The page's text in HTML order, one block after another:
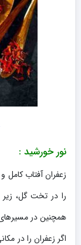
نور خورشید :
زعفران آفتاب
را در تخت گل،
همچنین در
اگر زعفران را در